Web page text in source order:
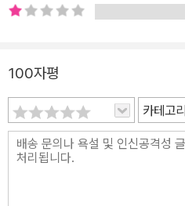
100자평
카테고리